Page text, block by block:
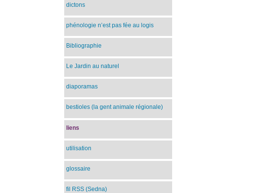
dictons
phénologie n’est pas fée au logis
Bibliographie
Le Jardin au naturel
diaporamas
bestioles (la gent animale régionale)
liens
utilisation
glossaire
fil RSS (Sedna)